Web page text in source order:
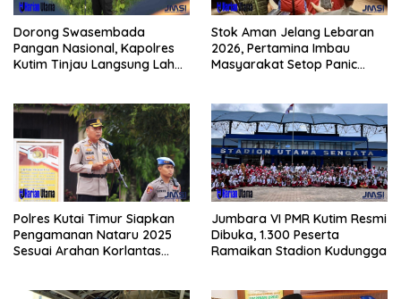
Dorong Swasembada
Pangan Nasional, Kapolres
Kutim Tinjau Langsung Lahan
Stok Aman Jelang Lebaran
2026, Pertamina Imbau
Masyarakat Setop Panic
Polres Kutai Timur Siapkan
Pengamanan Nataru 2025
Sesuai Arahan Korlantas
Jumbara VI PMR Kutim Resmi
Dibuka, 1.300 Peserta
Ramaikan Stadion Kudungga